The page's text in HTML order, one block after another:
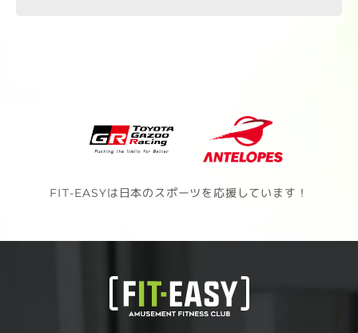
FIT-EASYは日本のスポーツを応援しています！